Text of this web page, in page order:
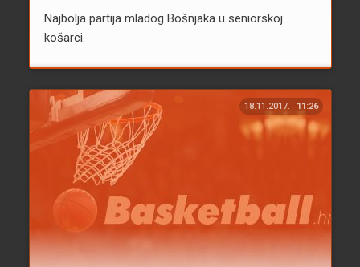
Najbolja partija mladog Bošnjaka u seniorskoj
košarci.
18.11.2017. 11:26